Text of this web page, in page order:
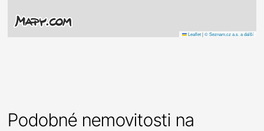
Leaflet | © Seznam.cz a.s. a další
Podobné nemovitosti na